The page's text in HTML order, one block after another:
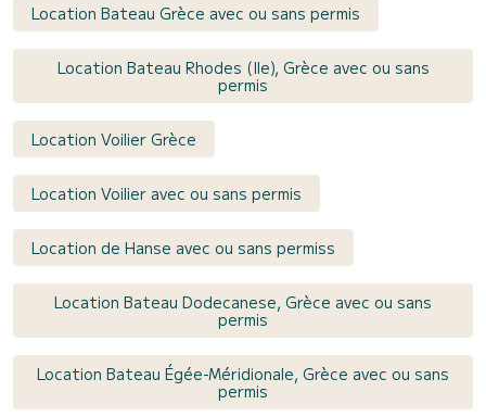
Location Bateau Grèce avec ou sans permis
Location Bateau Rhodes (Ile), Grèce avec ou sans
permis
Location Voilier Grèce
Location Voilier avec ou sans permis
Location de Hanse avec ou sans permiss
Location Bateau Dodecanese, Grèce avec ou sans
permis
Location Bateau Égée-Méridionale, Grèce avec ou sans
permis